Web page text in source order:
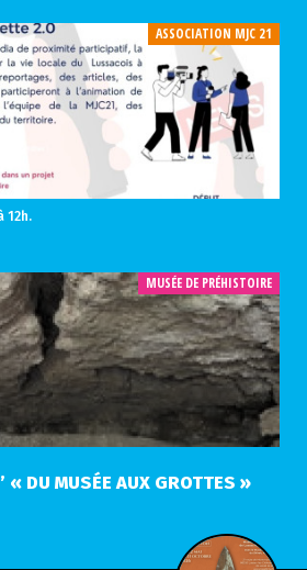
ASSOCIATION MJC 21
12h.
MUSÉE DE PRÉHISTOIRE
« DU MUSÉE AUX GROTTES »